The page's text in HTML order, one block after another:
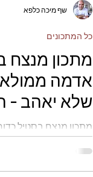
מתכון מנצח
אדמה
שלא יאהב -
מתכון מנצח בסטיל
אחד שלא יאהב - השף
כל המתכונים
שף מיכה כלפא